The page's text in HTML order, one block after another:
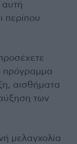
περίπου
πρόγραμμα
αισθήματα
των
μελαγχολία